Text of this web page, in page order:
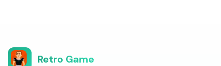
Retro Game